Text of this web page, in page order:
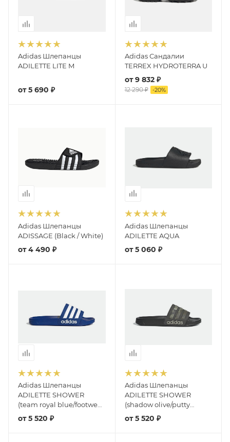
Adidas Шлепанцы
ADILETTE LITE M
от5 690 ₽
Adidas Сандалии
TERREX HYDROTERRA U
от9 832 ₽
12 290 ₽ -20%
Adidas Шлепанцы
ADISSAGE (Black / White)
от4 490 ₽
Adidas Шлепанцы
ADILETTE AQUA
от5 060 ₽
Adidas Шлепанцы
ADILETTE SHOWER
(team royal blue/footwear
white/team royal blue)
от5 520 ₽
Adidas Шлепанцы
ADILETTE SHOWER
(shadow olive/putty
grey/olive strata)
от5 520 ₽